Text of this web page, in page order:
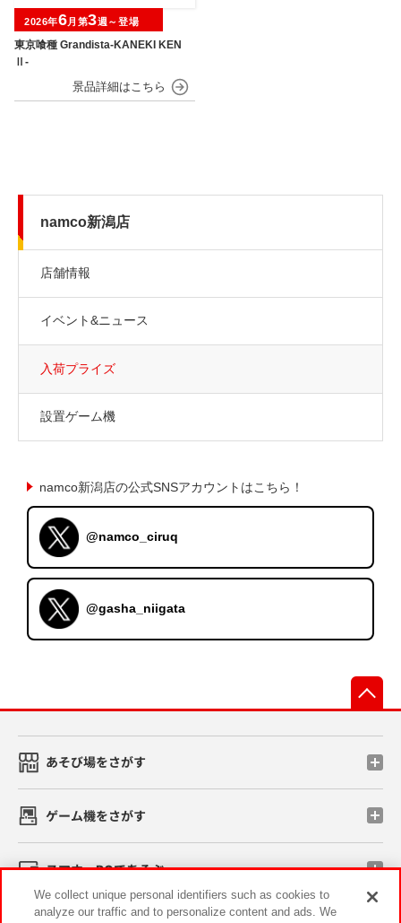
東京喰種 Grandista-KANEKI KEN
Ⅱ-
2026年6月第3週～登場
namco新潟店
店舗情報
イベント&ニュース
入荷プライズ
設置ゲーム機
namco新潟店の公式SNSアカウントはこちら！
@namco_ciruq
@gasha_niigata
あそび場をさがす
ゲーム機をさがす
スマホ・PCであそぶ
We collect unique personal identifiers such as cookies to
analyze our traffic and to personalize content and ads. We